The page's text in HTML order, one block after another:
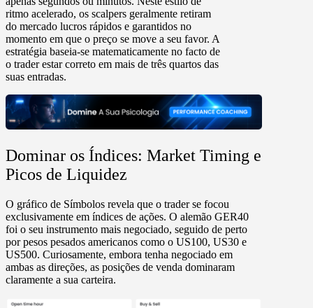
ritmo acelerado, os scalpers geralmente retiram
do mercado lucros rápidos e garantidos no
momento em que o preço se move a seu favor. A
estratégia baseia-se matematicamente no facto de
o trader estar correto em mais de três quartos das
suas entradas.
Dominar os Índices: Market Timing e
Picos de Liquidez
O gráfico de Símbolos revela que o trader se focou
exclusivamente em índices de ações. O alemão GER40
foi o seu instrumento mais negociado, seguido de perto
por pesos pesados americanos como o US100, US30 e
US500. Curiosamente, embora tenha negociado em
ambas as direções, as posições de venda dominaram
claramente a sua carteira.